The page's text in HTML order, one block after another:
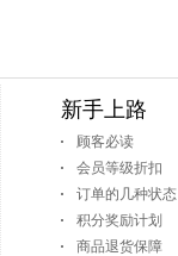
新手上路
顾客必读
会员等级折扣
订单的几种状态
积分奖励计划
商品退货保障